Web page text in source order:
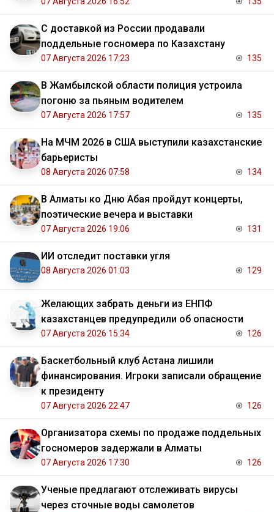
С доставкой из России продавали
поддельные госномера по Казахстану
07 Августа 2026 17:23 135
В Жамбылской области полиция устроила
погоню за пьяным водителем
07 Августа 2026 17:57 135
На МЧМ 2026 в США выступили казахстанские
барьеристы
08 Августа 2026 07:58 134
В Алматы ко Дню Абая пройдут концерты,
поэтические вечера и выставки
07 Августа 2026 19:06 131
ИИ отследит поставки угля
08 Августа 2026 01:03 129
Желающих забрать деньги из ЕНПФ
казахстанцев предупредили об опасности
07 Августа 2026 15:34 126
Баскетбольный клуб Астана лишили
финансирования. Игроки записали обращение
к президенту
07 Августа 2026 22:47 126
Организатора схемы по продаже поддельных
госномеров задержали в Алматы
07 Августа 2026 17:30 126
Ученые предлагают отслеживать вирусы
через сточные воды самолетов